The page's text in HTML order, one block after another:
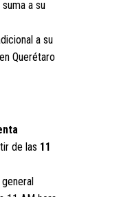
a su
a su
Querétaro
de las 11